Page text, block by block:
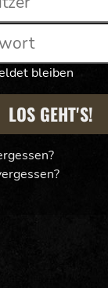
bleiben
LOS GEHT'S!